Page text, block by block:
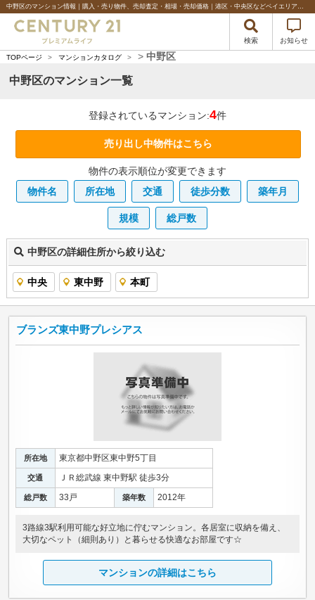
中野区のマンション情報｜購入・売り物件、売却査定・相場・売却価格｜港区・中央区などベイエリアの不動産のことならセンチュリー21プレミアムライフ
検索 お知らせ
TOPページ > マンションカタログ > > 中野区
中野区のマンション一覧
登録されているマンション:4件
売り出し中物件はこちら
物件の表示順位が変更できます
物件名
所在地 交通 徒歩分数 築年月
規模 総戸数
中野区の詳細住所から絞り込む
中央 東中野 本町
ブランズ東中野プレシアス
所在地 東京都中野区東中野5丁目
交通 ＪＲ総武線 東中野駅 徒歩3分
総戸数 33戸 築年数 2012年
3路線3駅利用可能な好立地に佇むマンション。各居室に収納を備え、
大切なペット（細則あり）と暮らせる快適なお部屋です☆
マンションの詳細はこちら